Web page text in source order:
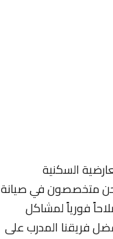
السكنية
نحن متخصصون في صيانة
فورياً لمشاكل
فريقنا المدرب على